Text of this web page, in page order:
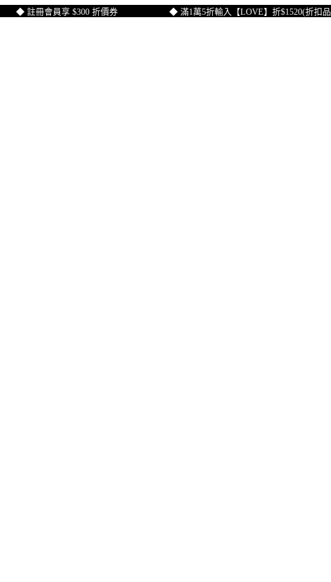
◆ 註冊會員享 $300 折價券 ◆ 滿1萬5折輸入【LOVE】折$1520(折扣品除外)